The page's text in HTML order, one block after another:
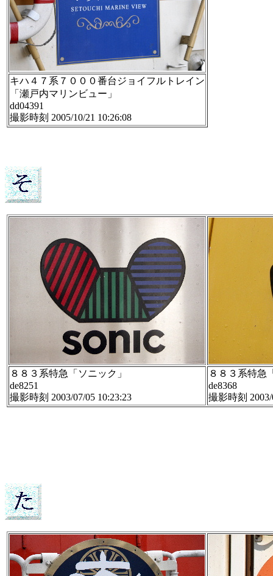
キハ４７系７０００番台ジョイフルトレイン
「瀬戸内マリンビュー」
dd04391
撮影時刻 2005/10/21 10:26:08
８８３系特急「ソニック」
de8251
撮影時刻 2003/07/05 10:23:23
８８３系特急
de8368
撮影時刻 2003/